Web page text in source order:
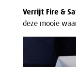
Verrijt Fire &
deze mooie